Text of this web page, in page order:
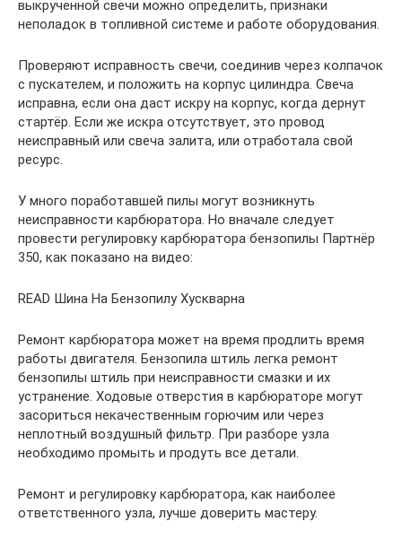
выкрученной свечи можно определить, признаки
неполадок в топливной системе и работе оборудования.
Проверяют исправность свечи, соединив через колпачок
с пускателем, и положить на корпус цилиндра. Свеча
исправна, если она даст искру на корпус, когда дернут
стартёр. Если же искра отсутствует, это провод
неисправный или свеча залита, или отработала свой
ресурс.
У много поработавшей пилы могут возникнуть
неисправности карбюратора. Но вначале следует
провести регулировку карбюратора бензопилы Партнёр
350, как показано на видео:
READ Шина На Бензопилу Хускварна
Ремонт карбюратора может на время продлить время
работы двигателя. Бензопила штиль легка ремонт
бензопилы штиль при неисправности смазки и их
устранение. Ходовые отверстия в карбюраторе могут
засориться некачественным горючим или через
неплотный воздушный фильтр. При разборе узла
необходимо промыть и продуть все детали.
Ремонт и регулировку карбюратора, как наиболее
ответственного узла, лучше доверить мастеру.